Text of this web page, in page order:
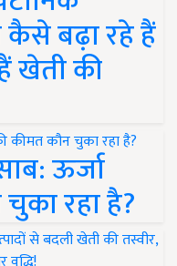
कैसे बढ़ा रहे हैं
खेती की
ऊर्जा
रहा है?